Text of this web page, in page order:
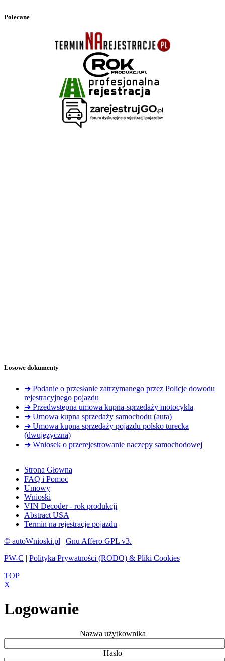
Polecane
Losowe dokumenty
➔ Podanie o przesłanie zatrzymanego przez Policje dowodu
rejestracyjnego pojazdu
➔ Przedwstępna umowa kupna-sprzedaży motocykla
➔ Umowa kupna sprzedaży samochodu (auta)
➔ Umowa kupna sprzedaży pojazdu polsko turecka
(dwujęzyczna)
➔ Wniosek o przerejestrowanie naczepy samochodowej
Strona Głowna
FAQ i Pomoc
Umowy
Wnioski
VIN Decoder - rok produkcji
Abstract USA
Termin na rejestracje pojazdu
© autoWnioski.pl | Gnu Affero GPL v3.
PW-C | Polityka Prywatności (RODO) & Pliki Cookies
TOP
X
Logowanie
Nazwa użytkownika
Hasło